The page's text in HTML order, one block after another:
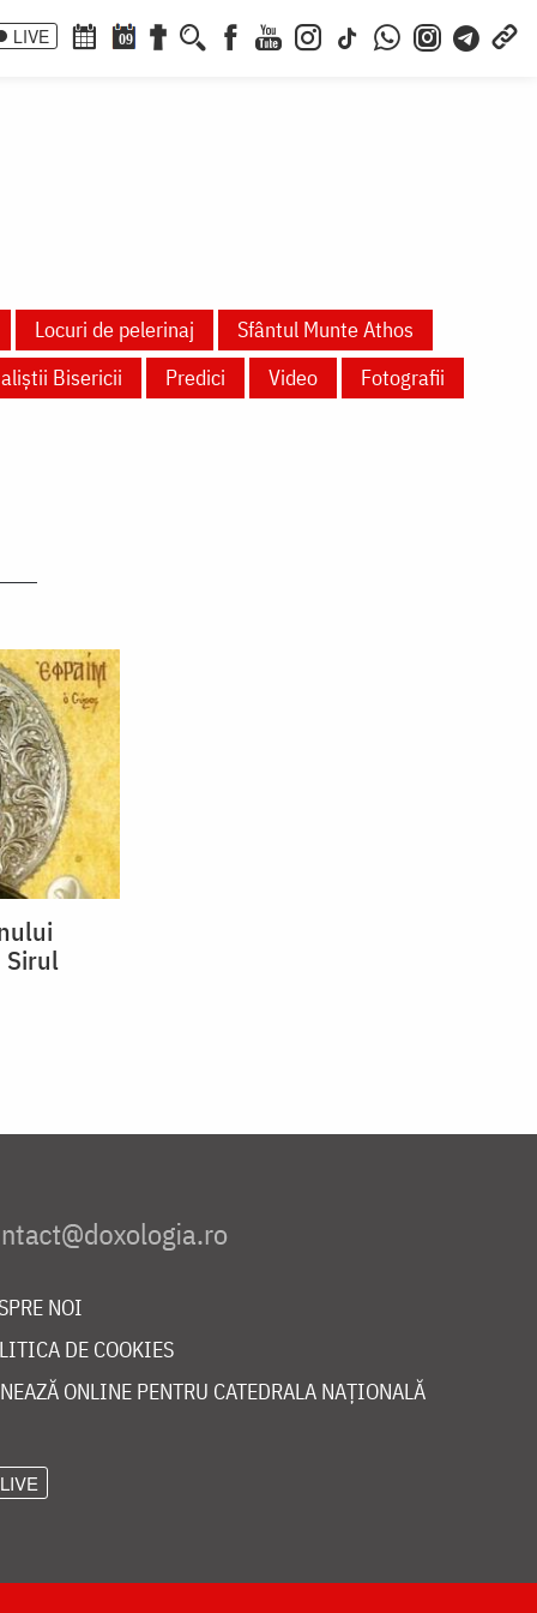
LIVE 09
Locuri de pelerinaj
Sfântul Munte Athos
Bisericii
Predici Video Fotografii
Sirul
NOI
DE COOKIES
ONLINE PENTRU CATEDRALA NAȚIONALĂ
LIVE